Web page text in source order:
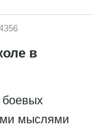
в
боевых
мыслями